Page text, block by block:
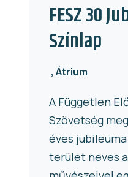
FESZ 30
Színlap
Átrium
A Független
Szövetség
éves
terület neves